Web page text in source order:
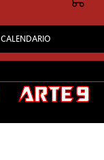
CALENDARIO